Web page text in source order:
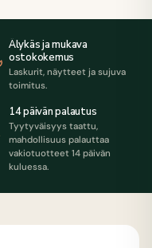
Älykäs ja mukava
ostokokemus
Laskurit, näytteet ja sujuva
toimitus.
14 päivän palautus
Tyytyväisyys taattu,
mahdollisuus palauttaa
vakiotuotteet 14 päivän
kuluessa.